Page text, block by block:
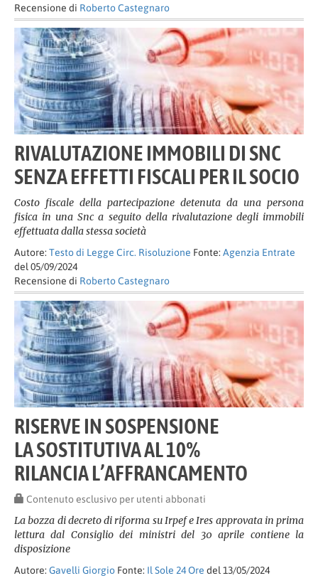
Recensione di Roberto Castegnaro
RIVALUTAZIONE IMMOBILI DI SNC
SENZA EFFETTI FISCALI PER IL SOCIO
Costo fiscale della partecipazione detenuta da una persona
fisica in una Snc a seguito della rivalutazione degli immobili
effettuata dalla stessa società
Autore: Testo di Legge Circ. Risoluzione Fonte: Agenzia Entrate
del 05/09/2024
Recensione di Roberto Castegnaro
RISERVE IN SOSPENSIONE
LA SOSTITUTIVA AL 10%
RILANCIA L’AFFRANCAMENTO
Contenuto esclusivo per utenti abbonati
La bozza di decreto di riforma su Irpef e Ires approvata in prima
lettura dal Consiglio dei ministri del 30 aprile contiene la
disposizione
Autore: Gavelli Giorgio Fonte: Il Sole 24 Ore del 13/05/2024